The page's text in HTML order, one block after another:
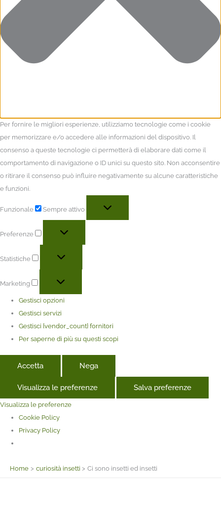
Per fornire le migliori esperienze, utilizziamo tecnologie come i cookie
per memorizzare e/o accedere alle informazioni del dispositivo. Il
consenso a queste tecnologie ci permetterà di elaborare dati come il
comportamento di navigazione o ID unici su questo sito. Non acconsentire
o ritirare il consenso può influire negativamente su alcune caratteristiche
e funzioni.
Funzionale Sempre attivo
Preferenze
Statistiche
Marketing
Gestisci opzioni
Gestisci servizi
Gestisci {vendor_count} fornitori
Per saperne di più su questi scopi
Accetta Nega
Visualizza le preferenze Salva preferenze
Visualizza le preferenze
Cookie Policy
Privacy Policy
Home curiosità insetti Ci sono insetti ed insetti